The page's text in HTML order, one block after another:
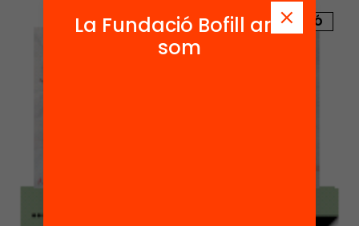
PUBLICACIÓ
La Fundació Bofill ara
som